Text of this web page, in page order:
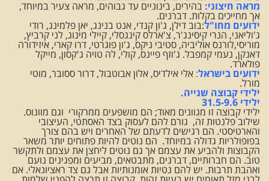
מראה חיצוני: בהירים, בינוניים עד גבוהים, מראה צעיר במיוחד,
אך מחייכים בקלות. דברנים.
ידועים מחו"ל:בוב דילן, ג'ון קנדי, אנט בנינג, יאן פלמינג, רודי
ג'וליאני, הנרי קיסינג'ר, צ'ארלס קינגסלי, קיילי מינוג, לני קרביץ,
מוריסי,לורנס אוליביה, סטיבי ניקס, ג'ון פוגרטי, דרו קארי, איזידורה
דאנקן, נעמי קמפבל. ג'וזף פיינס, קולי, לה טויה ג'קסון, מייקל
פולארד.
ידועים בישראל: אלי אילדיס, אלון אבוטבול, דרור ססובר, מוטי
מורל.
ילידי קבוצה שנייה.
ילידי 31.5-9.6
ילידי קבוצה זו מגוונים מאוד; הם מושפעים ממרקורי וגם מוונוס.
שילוב פלנטות זה, גורם להם לעסוק בצד האסתטי, העיצובי
והארטיסטי. הם רגישים לדעתם של האחרים ויש בהם צורך
בפופולריות גדולה במיוחד. הם נוטים להיות פתוחים יותר משאר
הקבוצות ולהביע את עצמם אך גם נוטים ליחצן את עצמם ולתקשר
טוב. הם חברותיים, דברנים, מתבטאים, מביעים ומפגינים נועם
ואהבת תרבות. יש להם נטיות אומנותיות אבל גם צד ראציונאלי. אם